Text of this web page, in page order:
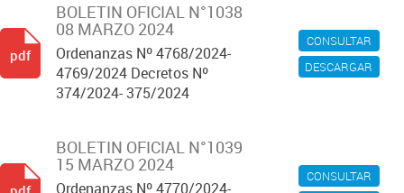
CONSULTAR
DESCARGAR
BOLETIN OFICIAL N°1038
08 MARZO 2024
Ordenanzas Nº 4768/2024-
4769/2024 Decretos Nº
374/2024- 375/2024
pdf
CONSULTAR
BOLETIN OFICIAL N°1039
15 MARZO 2024
Ordenanzas Nº 4770/2024-